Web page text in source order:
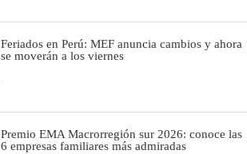
Feriados en Perú: MEF anuncia cambios y ahora
se moverán a los viernes
Premio EMA Macrorregión sur 2026: conoce las
6 empresas familiares más admiradas